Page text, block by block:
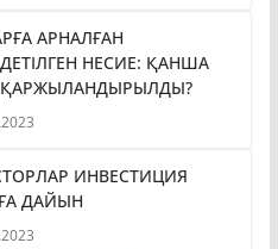
АРНАЛҒАН
НЕСИЕ: ҚАНША
ИНВЕСТИЦИЯ
ДАЙЫН